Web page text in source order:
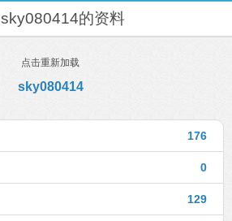
sky080414的资料
点击重新加载
sky080414
176
0
129